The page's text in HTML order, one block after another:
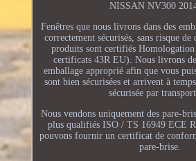
NISSAN NV300
Fenêtres que nous livrons dans des
correctement sécurisés, sans risque de
produits sont certifiés
certificats 43R EU). Nous livrons
emballage approprié afin que vous
sont bien sécurisées et arrivent à
sécurisée par
Nous vendons uniquement des pare-
plus qualifiés ISO / TS 16949 ECE
pouvons fournir un certificat de
pare-brise.